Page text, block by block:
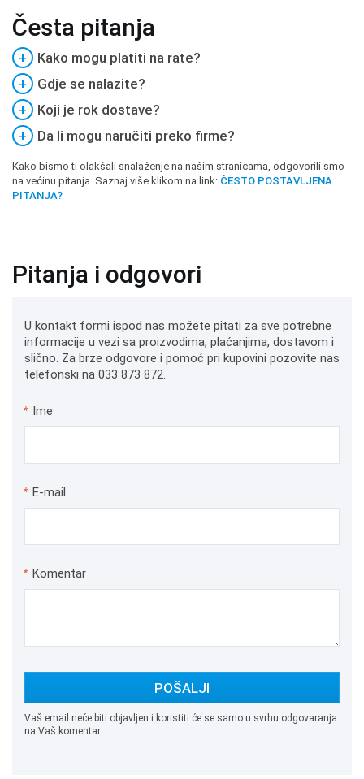
Česta pitanja
+
Kako mogu platiti na rate?
+
Gdje se nalazite?
+
Koji je rok dostave?
+
Da li mogu naručiti preko firme?
Kako bismo ti olakšali snalaženje na našim stranicama, odgovorili smo
na većinu pitanja. Saznaj više klikom na link: ČESTO POSTAVLJENA
PITANJA?
Pitanja i odgovori
U kontakt formi ispod nas možete pitati za sve potrebne
informacije u vezi sa proizvodima, plaćanjima, dostavom i
slično. Za brze odgovore i pomoć pri kupovini pozovite nas
telefonski na 033 873 872.
* Ime
* E-mail
* Komentar
POŠALJI
Vaš email neće biti objavljen i koristiti će se samo u svrhu odgovaranja
na Vaš komentar